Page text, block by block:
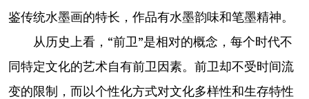
鉴传统水墨画的特长，作品有水墨韵味和笔墨精神。
从历史上看，“前卫”是相对的概念，每个时代不
同特定文化的艺术自有前卫因素。前卫却不受时间流
变的限制，而以个性化方式对文化多样性和生存特性